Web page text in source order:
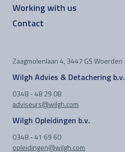
Working with us
Contact
Zaagmolenlaan 4, 3447 GS Woerden
Wilgh Advies & Detachering b.v.
0348 - 48 29 08
adviseurs@wilgh.com
Wilgh Opleidingen b.v.
0348 - 41 69 60
opleidingen@wilgh.com